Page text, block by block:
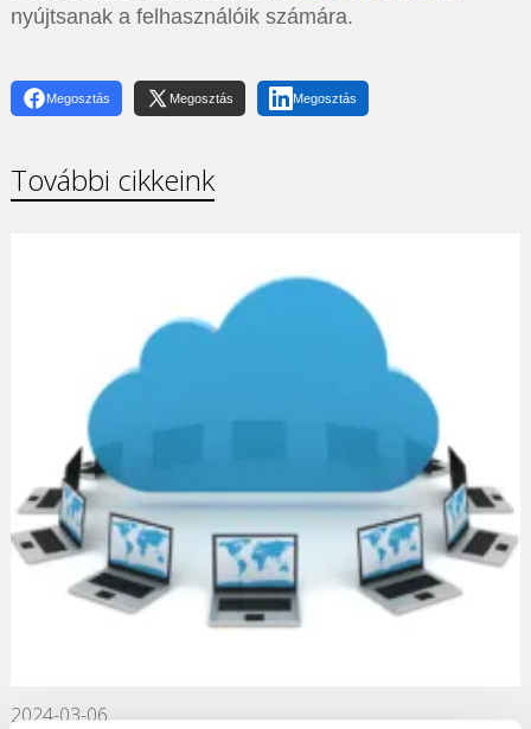
nyújtsanak a felhasználóik számára.
Megosztás Megosztás Megosztás
További cikkeink
2024-03-06